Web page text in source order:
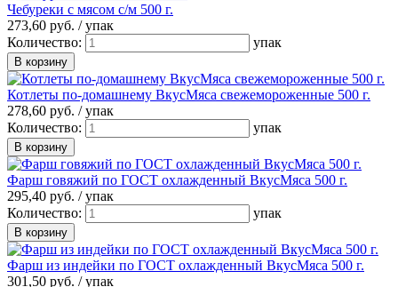
Чебуреки с мясом с/м 500 г.
273,60 руб. /упак
Количество:
упак
Котлеты по-домашнему ВкусМяса свежемороженные 500 г.
278,60 руб. /упак
Количество:
упак
Фарш говяжий по ГОСТ охлажденный ВкусМяса 500 г.
295,40 руб. /упак
Количество:
упак
Фарш из индейки по ГОСТ охлажденный ВкусМяса 500 г.
301,50 руб. /упак